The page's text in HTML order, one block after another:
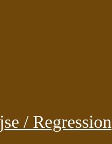
/ Regression